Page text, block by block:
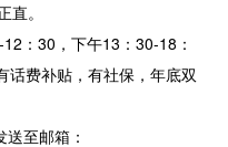
。
：30，下午13：30-18：
话费补贴，有社保，年底双
至邮箱：